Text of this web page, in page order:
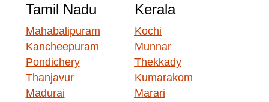
Tamil Nadu
Mahabalipuram
Kancheepuram
Pondichery
Thanjavur
Madurai
Kerala
Kochi
Munnar
Thekkady
Kumarakom
Marari